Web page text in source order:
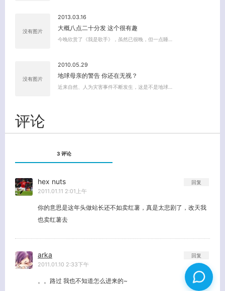
没有图片
2013.03.16
大概八点二十分发 这个很有趣
今晚欣赏了《我是歌手》，虽然已很晚，但一点睡…
没有图片
2010.05.29
地球母亲的警告 你还在无视？
近来自然、人为灾害事件不断发生，这是不是地球…
评论
3 评论
hex nuts
2011.01.11 2:01上午
你的意思是这年头做站长还不如卖红薯，真是太悲剧了，改天我
也卖红薯去
回复
arka
2011.01.10 2:33下午
。。路过 我也不知道怎么进来的~
回复